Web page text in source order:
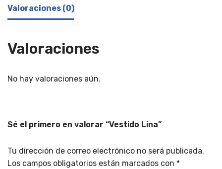
Valoraciones (0)
Valoraciones
No hay valoraciones aún.
Sé el primero en valorar “Vestido Lina”
Tu dirección de correo electrónico no será publicada.
Los campos obligatorios están marcados con *